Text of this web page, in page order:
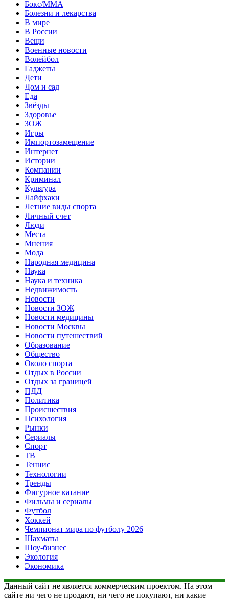
Бокс/MMA
Болезни и лекарства
В мире
В России
Вещи
Военные новости
Волейбол
Гаджеты
Дети
Дом и сад
Еда
Звёзды
Здоровье
ЗОЖ
Игры
Импортозамещение
Интернет
Истории
Компании
Криминал
Культура
Лайфхаки
Летние виды спорта
Личный счет
Люди
Места
Мнения
Мода
Народная медицина
Наука
Наука и техника
Недвижимость
Новости
Новости ЗОЖ
Новости медицины
Новости Москвы
Новости путешествий
Образование
Общество
Около спорта
Отдых в России
Отдых за границей
ПДД
Политика
Происшествия
Психология
Рынки
Сериалы
Спорт
ТВ
Теннис
Технологии
Тренды
Фигурное катание
Фильмы и сериалы
Футбол
Хоккей
Чемпионат мира по футболу 2026
Шахматы
Шоу-бизнес
Экология
Экономика
Данный сайт не является коммерческим проектом. На этом
сайте ни чего не продают, ни чего не покупают, ни какие